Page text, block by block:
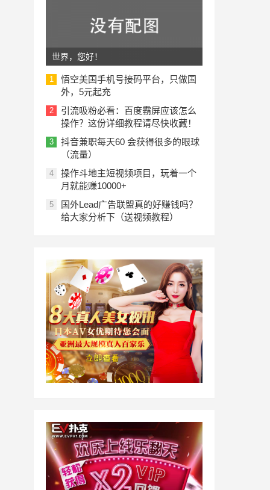
世界，您好！
1
悟空美国手机号接码平台，只做国
外，5元起充
2
引流吸粉必看：百度霸屏应该怎么
操作？这份详细教程请尽快收藏！
3
抖音兼职每天60 会获得很多的眼球
（流量）
4
操作斗地主短视频项目，玩着一个
月就能赚10000+
5
国外Lead广告联盟真的好赚钱吗？
给大家分析下（送视频教程）